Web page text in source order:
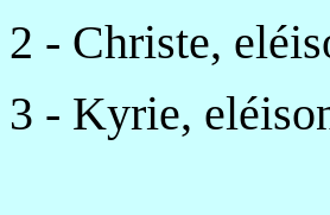
2 - Christe,
3 - Kyrie,